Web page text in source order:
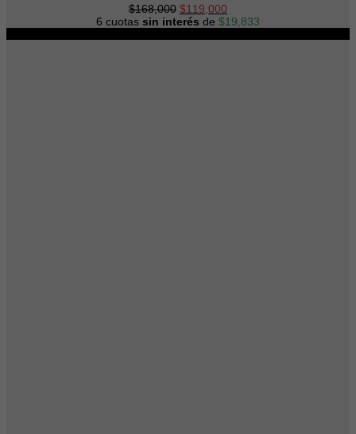
$168,000 El
precio
$119,000
precio
6 cuotas sin interés de $19,833